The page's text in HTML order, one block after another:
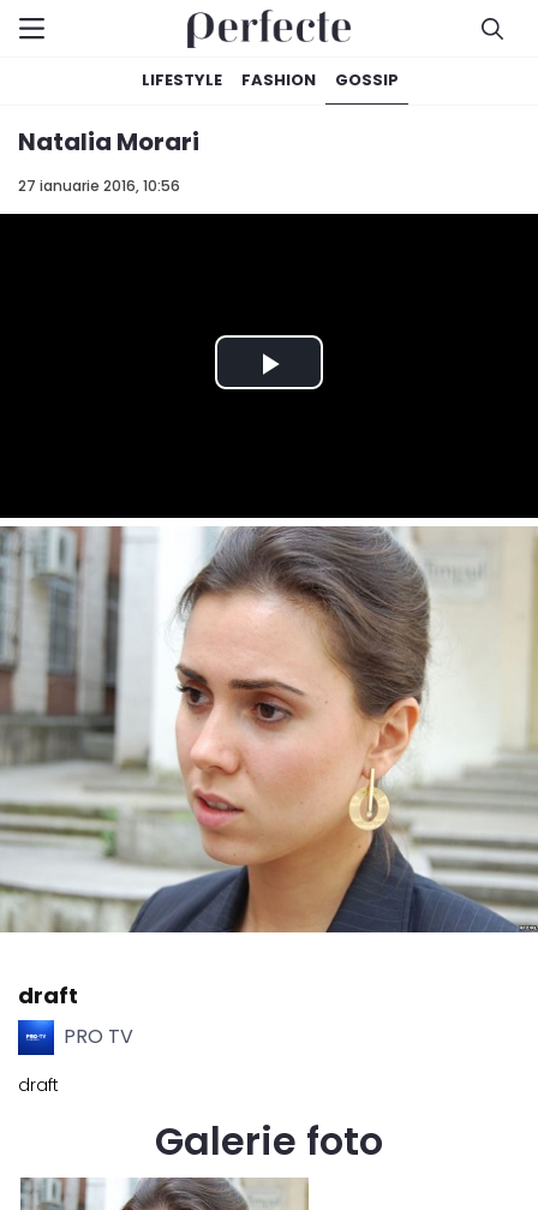
LIFESTYLE FASHION GOSSIP
27 ianuarie 2016, 10:56
Natalia Morari
draft
PRO TV
draft
Galerie foto